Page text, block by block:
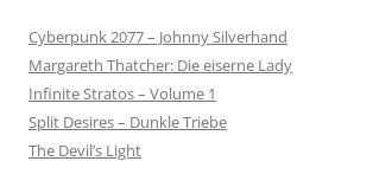
Cyberpunk 2077 – Johnny Silverhand
Margareth Thatcher: Die eiserne Lady
Infinite Stratos – Volume 1
Split Desires – Dunkle Triebe
The Devil’s Light